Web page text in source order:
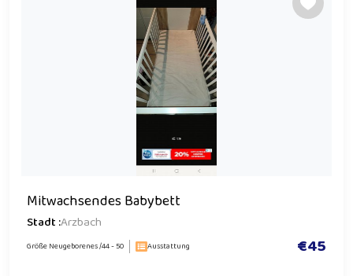
Mitwachsendes Babybett
Stadt :Arzbach
Größe Neugeborenes /44 - 50 Ausstattung €45